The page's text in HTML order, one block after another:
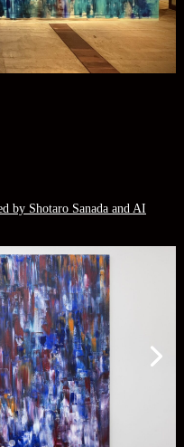
by Shotaro Sanada and AI